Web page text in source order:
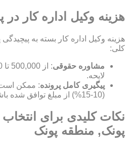
هزینه وکیل اداره کار
هزینه وکیل اداره کار بسته به
کلی:
مشاوره حقوقی
لایحه.
پیگیری کامل پرونده: ممکن است
(10-15%) از مبلغ توافق شده باشد.
نکات کلیدی برای انتخاب
پونک, منطقه پونک